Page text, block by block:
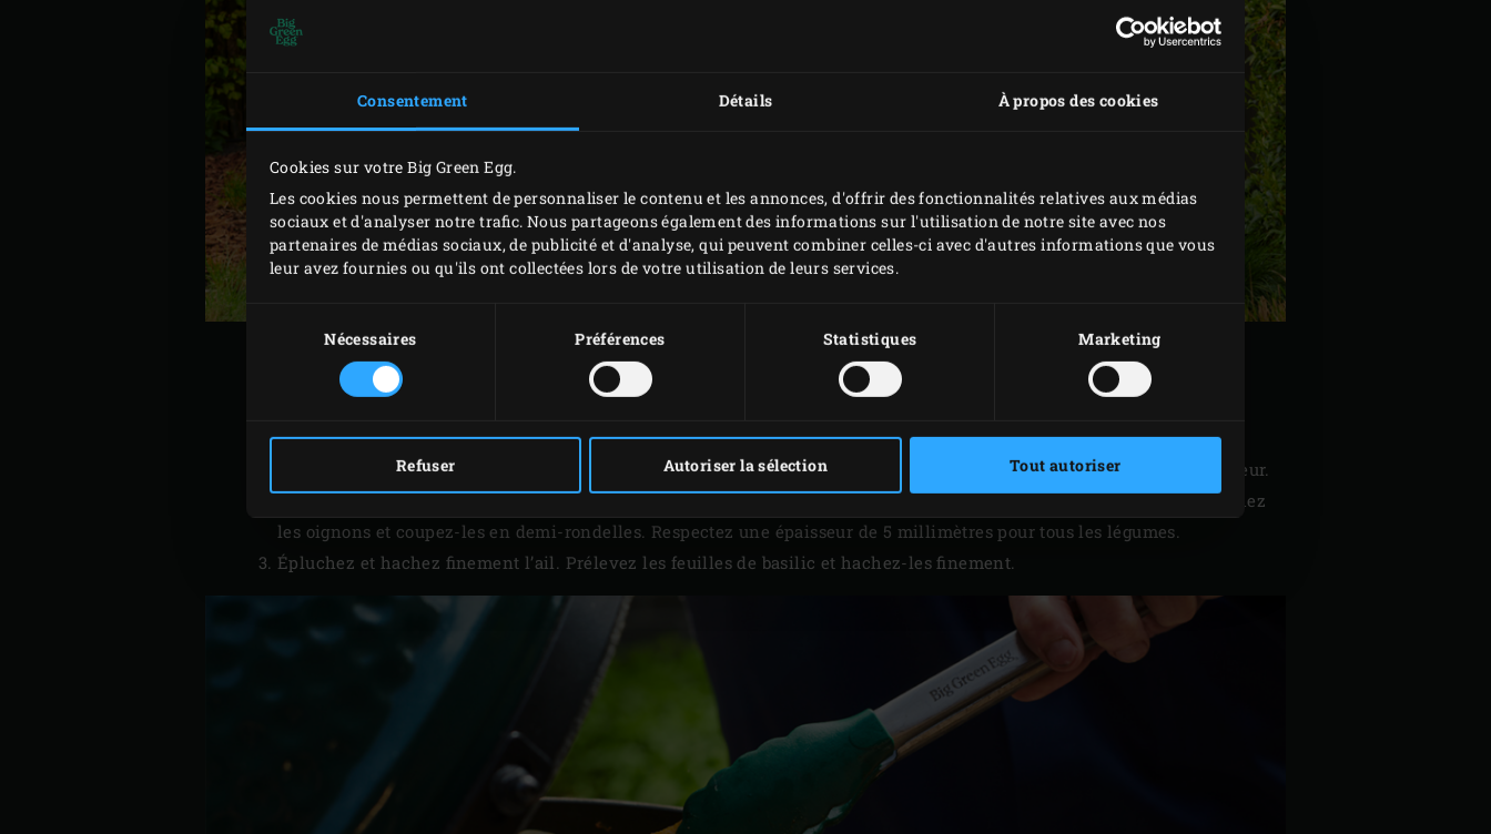
Consentement Détails À propos des cookies
Cookies sur votre Big Green Egg.
Les cookies nous permettent de personnaliser le contenu et les annonces, d'offrir des fonctionnalités relatives aux médias
sociaux et d'analyser notre trafic. Nous partageons également des informations sur l'utilisation de notre site avec nos
partenaires de médias sociaux, de publicité et d'analyse, qui peuvent combiner celles-ci avec d'autres informations que vous
leur avez fournies ou qu'ils ont collectées lors de votre utilisation de leurs services.
consentement
Nécessaires Préférences Statistiques Marketing
Refuser Autoriser la sélection Tout autoriser
MISE EN PLACE
Allumez lecharbon de boisdans le Big Green Egg et amenez-le à 220 °C avec lagrille en fonteen place à l’intérieur.
Pendant ce temps, coupez les champignons dans le sens de la longueur en tranches d’environ 5 millimètres d’épaisseur.
Coupez la courgette et l’aubergine en tranches diagonales. Épluchez et coupez les patates douces en tranches. Épluchez
les oignons et coupez-les en demi-rondelles. Respectez une épaisseur de 5 millimètres pour tous les légumes.
Épluchez et hachez finement l’ail. Prélevez les feuilles de basilic et hachez-les finement.